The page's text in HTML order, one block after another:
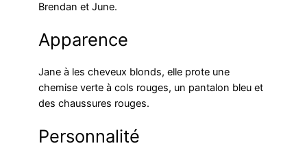
Brendan et June.
Apparence
Jane à les cheveux blonds, elle prote une
chemise verte à cols rouges, un pantalon bleu et
des chaussures rouges.
Personnalité